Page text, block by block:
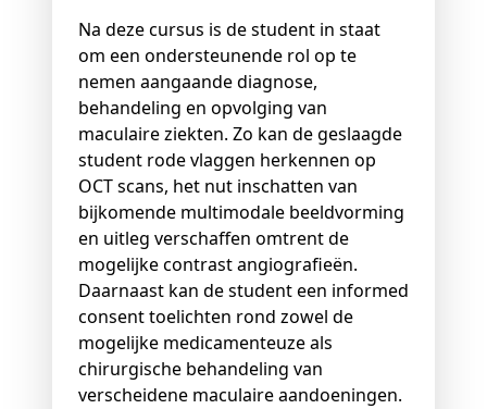
Na deze cursus is de student in staat
om een ondersteunende rol op te
nemen aangaande diagnose,
behandeling en opvolging van
maculaire ziekten. Zo kan de geslaagde
student rode vlaggen herkennen op
OCT scans, het nut inschatten van
bijkomende multimodale beeldvorming
en uitleg verschaffen omtrent de
mogelijke contrast angiografieën.
Daarnaast kan de student een informed
consent toelichten rond zowel de
mogelijke medicamenteuze als
chirurgische behandeling van
verscheidene maculaire aandoeningen.